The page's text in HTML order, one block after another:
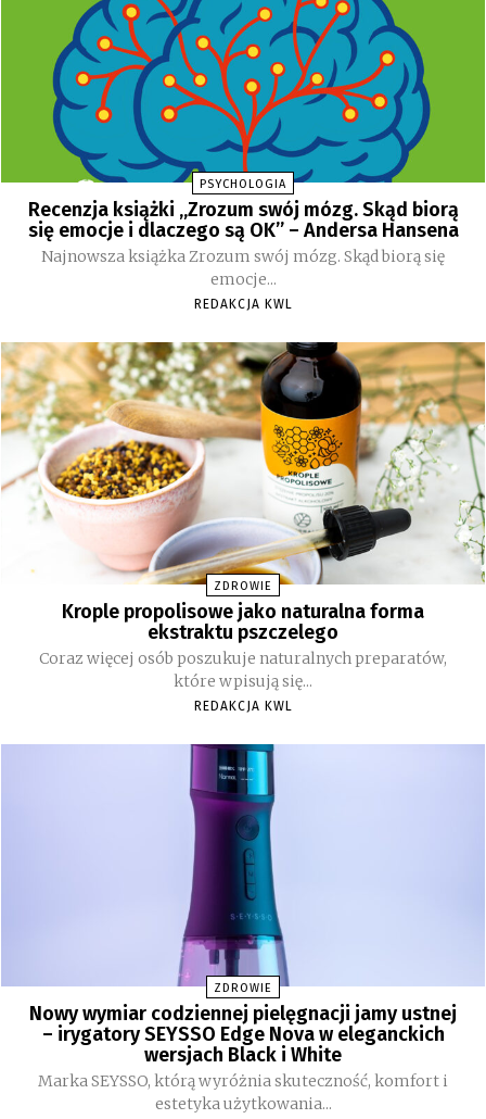
PSYCHOLOGIA
Recenzja książki „Zrozum swój mózg. Skąd biorą
się emocje i dlaczego są OK” – Andersa Hansena
Najnowsza książka Zrozum swój mózg. Skąd biorą się
emocje...
REDAKCJA KWL
ZDROWIE
Krople propolisowe jako naturalna forma
ekstraktu pszczelego
Coraz więcej osób poszukuje naturalnych preparatów,
które wpisują się...
REDAKCJA KWL
ZDROWIE
Nowy wymiar codziennej pielęgnacji jamy ustnej
– irygatory SEYSSO Edge Nova w eleganckich
wersjach Black i White
Marka SEYSSO, którą wyróżnia skuteczność, komfort i
estetyka użytkowania...